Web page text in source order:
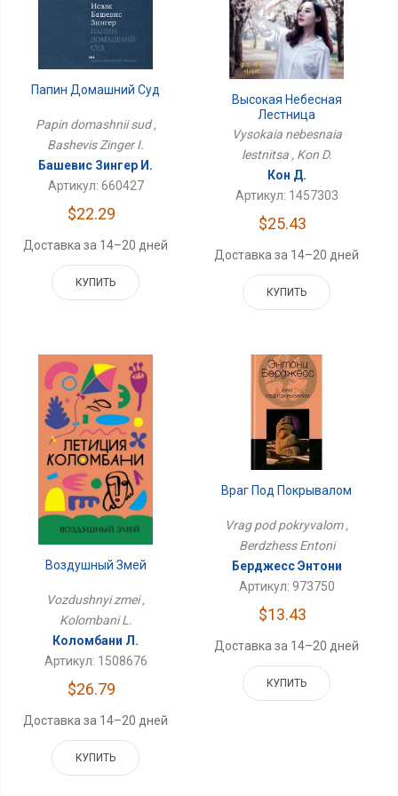
Папин Домашний Суд
Papin domashnii sud ,
Bashevis Zinger I.
Башевис Зингер И.
Артикул: 660427
$22.29
Доставка за 14–20 дней
КУПИТЬ
Высокая Небесная
Лестница
Vysokaia nebesnaia
lestnitsa , Kon D.
Кон Д.
Артикул: 1457303
$25.43
Доставка за 14–20 дней
КУПИТЬ
Воздушный Змей
Vozdushnyi zmei ,
Kolombani L.
Коломбани Л.
Артикул: 1508676
$26.79
Доставка за 14–20 дней
КУПИТЬ
Враг Под Покрывалом
Vrag pod pokryvalom ,
Berdzhess Entoni
Берджесс Энтони
Артикул: 973750
$13.43
Доставка за 14–20 дней
КУПИТЬ